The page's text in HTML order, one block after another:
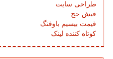
طراحی سایت
فیش حج
قیمت بیسیم باوفنگ
کوتاه کننده لینک